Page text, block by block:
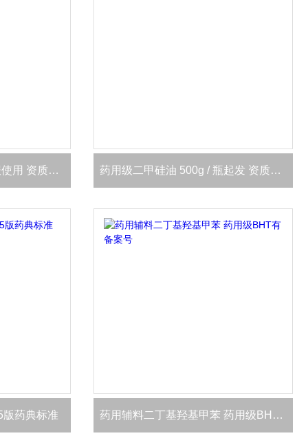
药用级二甲硅油 研发申报使用 资质齐全 药用级二甲硅油 500g / 瓶起发 资质齐全
药典标准 药用辅料二丁基羟基甲苯 药用级BHT有备案号